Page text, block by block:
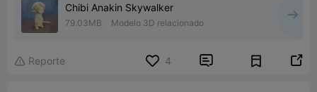
Chibi Anakin Skywalker
79.03MB Modelo 3D relacionado
 Reporte 4  